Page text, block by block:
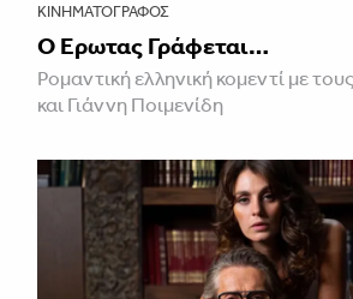
ΚΙΝΗΜΑΤΟΓΡΆΦΟΣ
Ο Έρωτας Γράφεται…
Ρομαντική ελληνική κομεντί με
και Γιάννη Ποιμενίδη